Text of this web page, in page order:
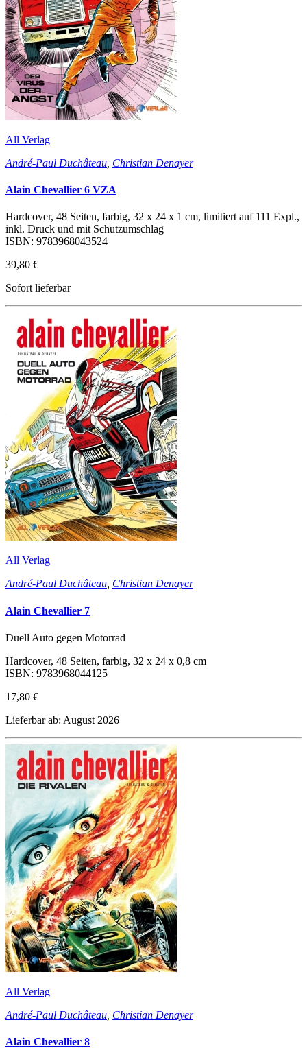
All Verlag
André-Paul Duchâteau Christian Denayer
Alain Chevallier 6 VZA
Hardcover, 48 Seiten, farbig, 32 x 24 x 1 cm, limitiert auf 111 Expl.,
inkl. Druck und mit Schutzumschlag
ISBN: 9783968043524
39,80 €
Sofort lieferbar
All Verlag
André-Paul Duchâteau, Christian Denayer
Alain Chevallier 7
Duell Auto gegen Motorrad
Hardcover, 48 Seiten, farbig, 32 x 24 x 0,8 cm
ISBN: 9783968044125
17,80 €
Lieferbar ab: August 2026
All Verlag
André-Paul Duchâteau Christian Denayer
Alain Chevallier 8